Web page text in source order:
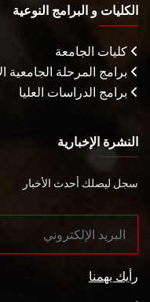
الكليات و البرامج النوعية
كليات الجامعة
برامج المرحلة الجامعية
برامج الدراسات العليا
النشرة الإخبارية
سجل ليصلك أحدث الأخبار
رأيك يهمنا